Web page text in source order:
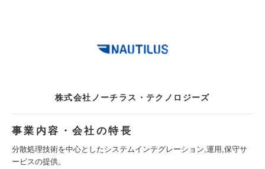
株式会社ノーチラス・テクノロジーズ
事業内容・会社の特長
分散処理技術を中心としたシステムインテグレーション,運用,保守サ
ービスの提供。